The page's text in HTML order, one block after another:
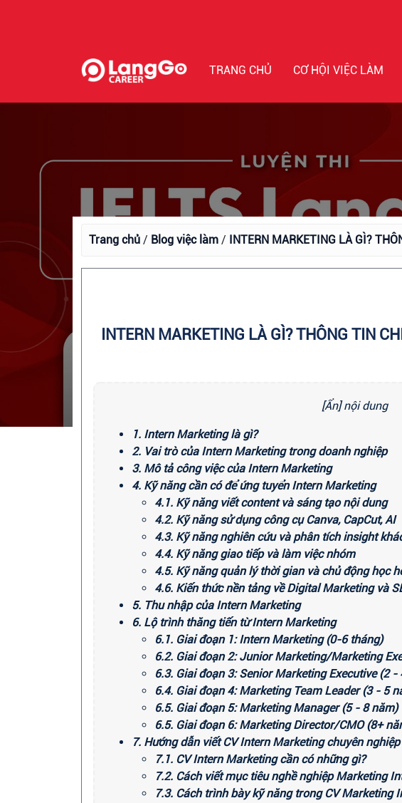
TRANG CHỦ CƠ HỘI VIỆC LÀM
Trang chủ / Blog việc làm / INTERN MARKETING LÀ GÌ?
INTERN MARKETING LÀ GÌ? THÔNG TIN
[Ẩn] nội dung
1. Intern Marketing là gì?
2. Vai trò của Intern Marketing trong doanh nghiệp
3. Mô tả công việc của Intern Marketing
4. Kỹ năng cần có để ứng tuyển Intern Marketing
4.1. Kỹ năng viết content và sáng tạo nội dung
4.2. Kỹ năng sử dụng công cụ Canva, CapCut, AI
4.3. Kỹ năng nghiên cứu và phân tích insight
4.4. Kỹ năng giao tiếp và làm việc nhóm
4.5. Kỹ năng quản lý thời gian và chủ động học
4.6. Kiến thức nền tảng về Digital Marketing và
5. Thu nhập của Intern Marketing
6. Lộ trình thăng tiến từ Intern Marketing
6.1. Giai đoạn 1: Intern Marketing (0-6 tháng)
6.2. Giai đoạn 2: Junior Marketing/Marketing
6.3. Giai đoạn 3: Senior Marketing Executive (2 -
6.4. Giai đoạn 4: Marketing Team Leader (3 - 5
6.5. Giai đoạn 5: Marketing Manager (5 - 8 năm)
6.5. Giai đoạn 6: Marketing Director/CMO (8+
7. Hướng dẫn viết CV Intern Marketing chuyên nghiệp
7.1. CV Intern Marketing cần có những gì?
7.2. Cách viết mục tiêu nghề nghiệp Marketing
7.3. Cách trình bày kỹ năng trong CV Marketing